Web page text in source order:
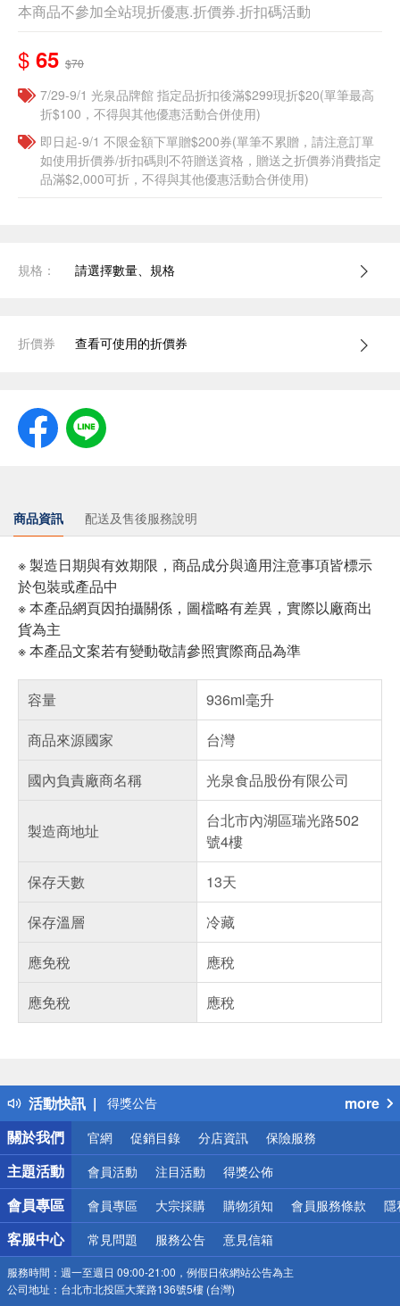
本商品不參加全站現折優惠.折價券.折扣碼活動
$ 65 $70
7/29-9/1 光泉品牌館 指定品折扣後滿$299現折$20(單筆最高
折$100，不得與其他優惠活動合併使用)
即日起-9/1 不限金額下單贈$200券(單筆不累贈，請注意訂單
如使用折價券/折扣碼則不符贈送資格，贈送之折價券消費指定
品滿$2,000可折，不得與其他優惠活動合併使用)
規格： 請選擇數量、規格
折價券 查看可使用的折價券
商品資訊 配送及售後服務說明
※ 製造日期與有效期限，商品成分與適用注意事項皆標示
於包裝或產品中
※ 本產品網頁因拍攝關係，圖檔略有差異，實際以廠商出
貨為主
※ 本產品文案若有變動敬請參照實際商品為準
容量
936ml毫升
商品來源國家
台灣
國內負責廠商名稱
光泉食品股份有限公司
製造商地址
台北市內湖區瑞光路502
號4樓
保存天數
13天
保存溫層
冷藏
應免稅
應稅
應免稅
應稅
活動快訊
得獎公告
熱門話題
銀行優惠
偏遠地區配送
詐騙網頁！請小心！
more
關於我們
官網 促銷目錄 分店資訊 保險服務
主題活動 會員活動 注目活動 得獎公佈
會員專區 會員專區 大宗採購 購物須知 會員服務條款 隱
客服中心 常見問題 服務公告 意見信箱
服務時間： 週一至週日 09:00-21:00，例假日依網站公告為主
公司地址： 台北市北投區大業路136號5樓 (台灣)